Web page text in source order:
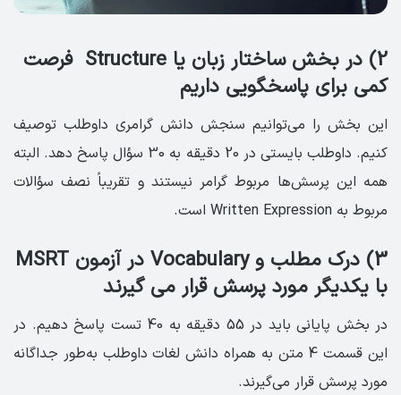
2) در بخش ساختار زبان یا Structure فرصت
کمی برای پاسخگویی داریم
این بخش را می‌توانیم سنجش دانش گرامری داوطلب توصیف
کنیم. داوطلب بایستی در 20 دقیقه به 30 سؤال پاسخ دهد. البته
همه این پرسش‌ها مربوط گرامر نیستند و تقریباً نصف سؤالات
مربوط به Written Expression است.
3) درک مطلب و Vocabulary در آزمون MSRT
با یکدیگر مورد پرسش قرار می گیرند
در بخش پایانی باید در 55 دقیقه به 40 تست پاسخ دهیم. در
این قسمت 4 متن به همراه دانش لغات داوطلب به‌طور جداگانه
مورد پرسش قرار می‌گیرند.